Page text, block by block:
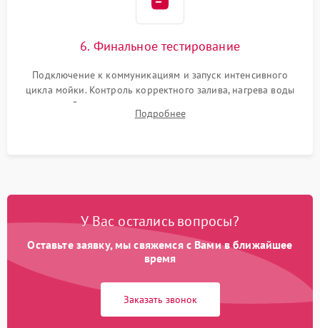
6. Финальное тестирование
Подключение к коммуникациям и запуск интенсивного
цикла мойки. Контроль корректного залива, нагрева воды
до нужной температуры, отсутствия посторонних шумов,
штатного слива и абсолютной сухости в поддоне.
Подробнее
У Вас остались вопросы?
Оставьте заявку, мы свяжемся с Вами в ближайшее
время
Заказать звонок